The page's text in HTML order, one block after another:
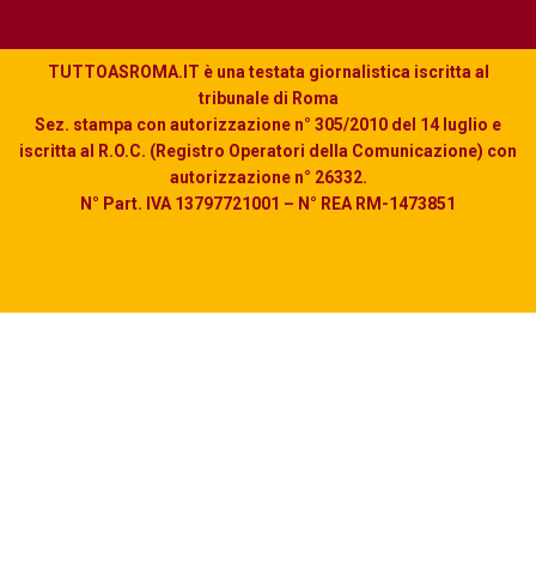
TUTTOASROMA.IT è una testata giornalistica iscritta al
tribunale di Roma
Sez. stampa con autorizzazione n° 305/2010 del 14 luglio e
iscritta al R.O.C. (Registro Operatori della Comunicazione) con
autorizzazione n° 26332.
N° Part. IVA 13797721001 – N° REA RM-1473851